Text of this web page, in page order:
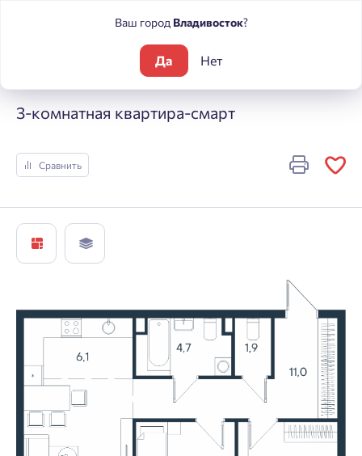
ЮГ на Беляева
3-комнатная квартира-смарт
Сравнить
Ваш город Владивосток?
Да Нет